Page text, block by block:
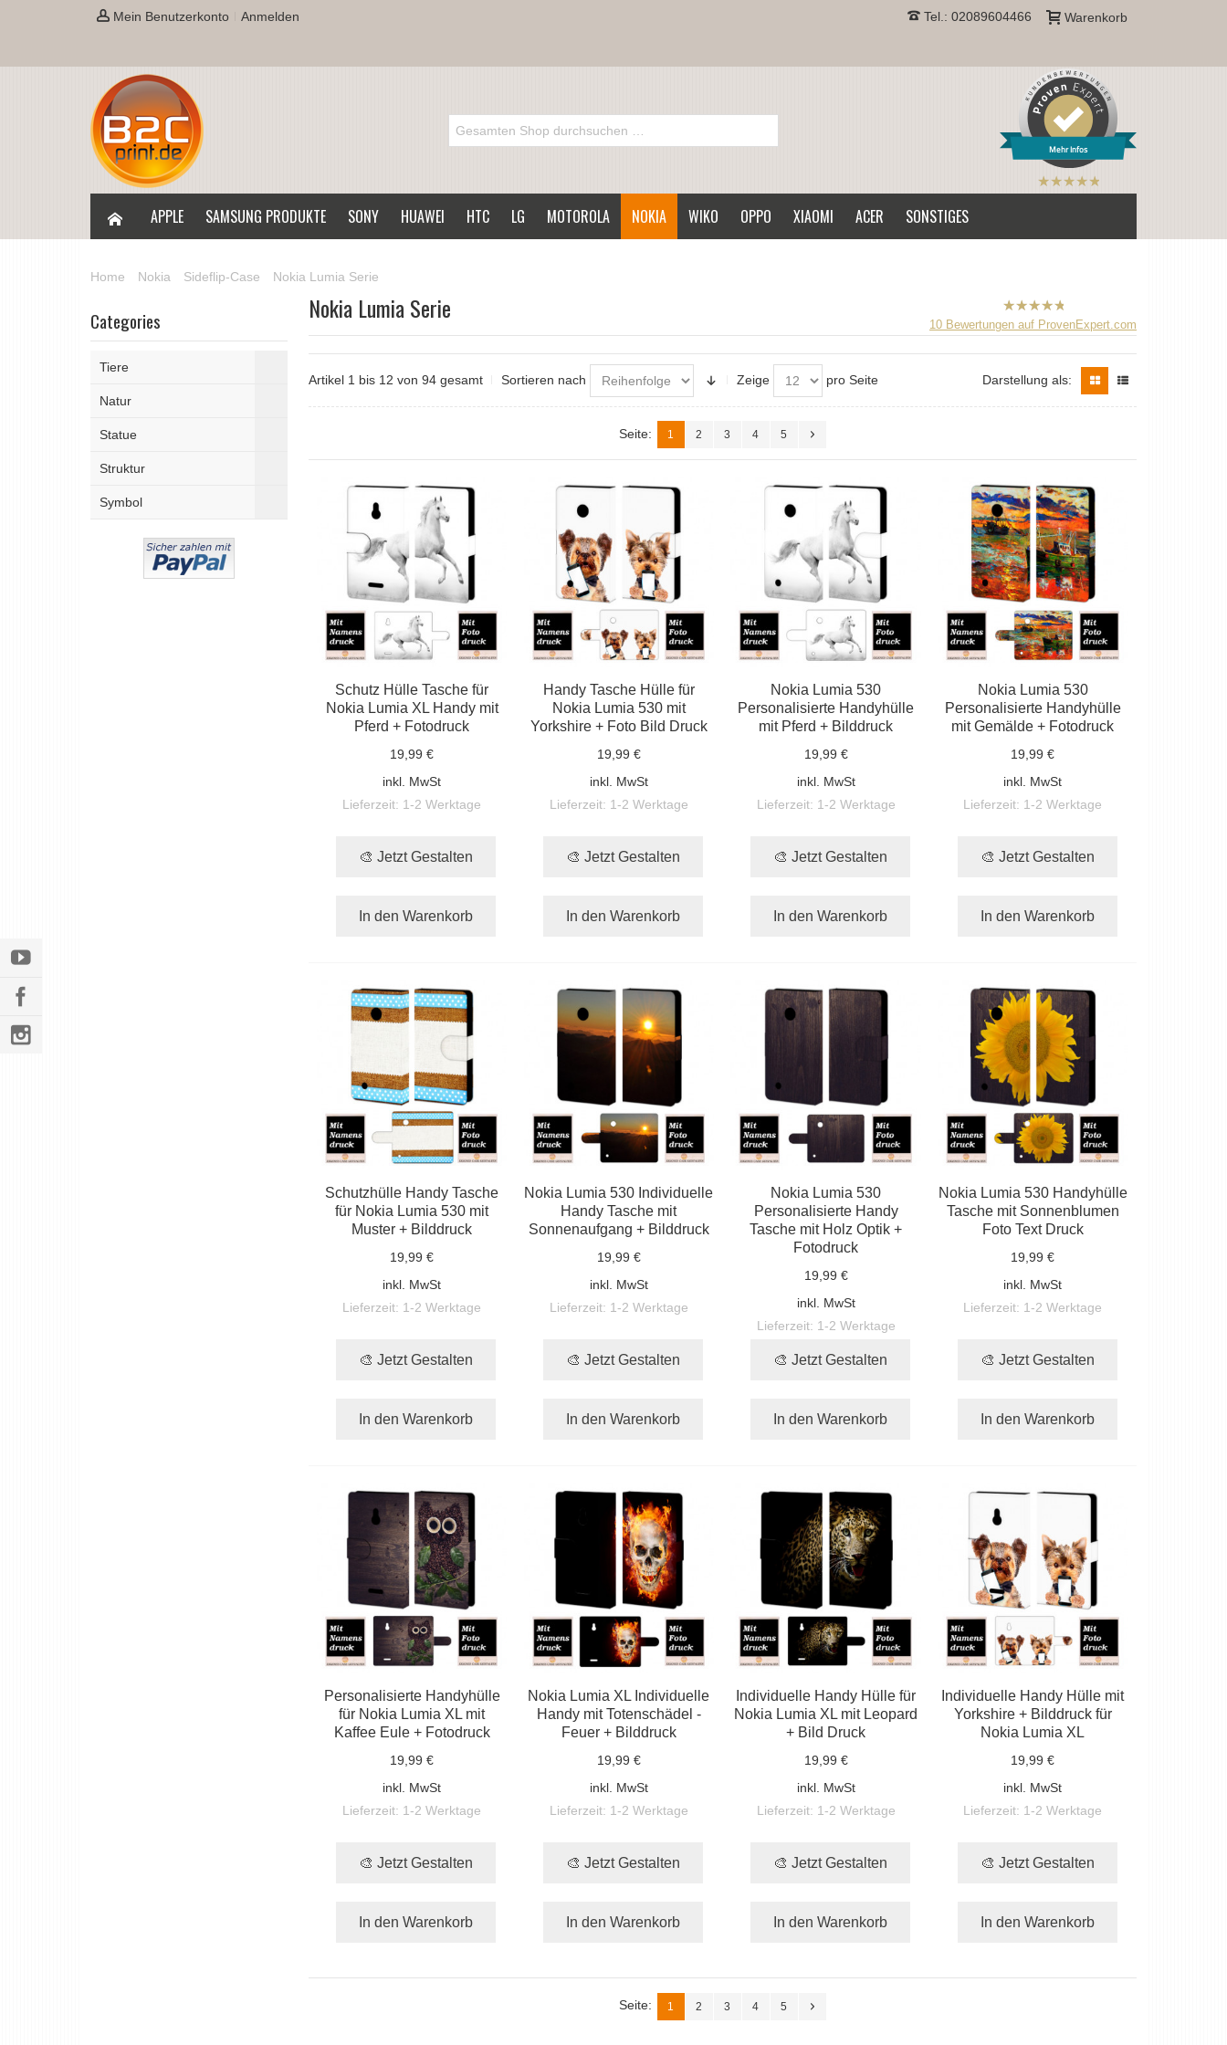
Mein Benutzerkonto Anmelden Warenkorb
Tel.: 02089604466
Mehr Infos
B2CPrint
Sternen |
APPLE SAMSUNG PRODUKTE SONY HUAWEI HTC LG MOTOROLA NOKIA WIKO OPPO XIAOMI ACER SONSTIGES
Home Nokia Sideflip-Case Nokia Lumia Serie
B2CPrint
hat5von
5
10 Bewertungen auf ProvenExpert.com
Nokia Lumia Serie
Artikel 1 bis 12 von 94 gesamt Sortieren nach Zeige pro Seite Darstellung als:
Seite: 1 2 3 4 5
Schutz Hülle Tasche für
Nokia Lumia XL Handy mit
Pferd + Fotodruck
19,99 €
inkl. MwSt
Lieferzeit: 1-2 Werktage
🎨 Jetzt Gestalten
In den Warenkorb
Handy Tasche Hülle für
Nokia Lumia 530 mit
Yorkshire + Foto Bild Druck
19,99 €
inkl. MwSt
Lieferzeit: 1-2 Werktage
🎨 Jetzt Gestalten
In den Warenkorb
Nokia Lumia 530
Personalisierte Handyhülle
mit Pferd + Bilddruck
19,99 €
inkl. MwSt
Lieferzeit: 1-2 Werktage
🎨 Jetzt Gestalten
In den Warenkorb
Nokia Lumia 530
Personalisierte Handyhülle
mit Gemälde + Fotodruck
19,99 €
inkl. MwSt
Lieferzeit: 1-2 Werktage
🎨 Jetzt Gestalten
In den Warenkorb
Schutzhülle Handy Tasche
für Nokia Lumia 530 mit
Muster + Bilddruck
19,99 €
inkl. MwSt
Lieferzeit: 1-2 Werktage
🎨 Jetzt Gestalten
In den Warenkorb
Nokia Lumia 530 Individuelle
Handy Tasche mit
Sonnenaufgang + Bilddruck
19,99 €
inkl. MwSt
Lieferzeit: 1-2 Werktage
🎨 Jetzt Gestalten
In den Warenkorb
Nokia Lumia 530
Personalisierte Handy
Tasche mit Holz Optik +
Fotodruck
19,99 €
inkl. MwSt
Lieferzeit: 1-2 Werktage
🎨 Jetzt Gestalten
In den Warenkorb
Nokia Lumia 530 Handyhülle
Tasche mit Sonnenblumen
Foto Text Druck
19,99 €
inkl. MwSt
Lieferzeit: 1-2 Werktage
🎨 Jetzt Gestalten
In den Warenkorb
Personalisierte Handyhülle
für Nokia Lumia XL mit
Kaffee Eule + Fotodruck
19,99 €
inkl. MwSt
Lieferzeit: 1-2 Werktage
🎨 Jetzt Gestalten
In den Warenkorb
Nokia Lumia XL Individuelle
Handy mit Totenschädel -
Feuer + Bilddruck
19,99 €
inkl. MwSt
Lieferzeit: 1-2 Werktage
🎨 Jetzt Gestalten
In den Warenkorb
Individuelle Handy Hülle für
Nokia Lumia XL mit Leopard
+ Bild Druck
19,99 €
inkl. MwSt
Lieferzeit: 1-2 Werktage
🎨 Jetzt Gestalten
In den Warenkorb
Individuelle Handy Hülle mit
Yorkshire + Bilddruck für
Nokia Lumia XL
19,99 €
inkl. MwSt
Lieferzeit: 1-2 Werktage
🎨 Jetzt Gestalten
In den Warenkorb
Seite: 1 2 3 4 5
Categories
Tiere
Natur
Statue
Struktur
Symbol